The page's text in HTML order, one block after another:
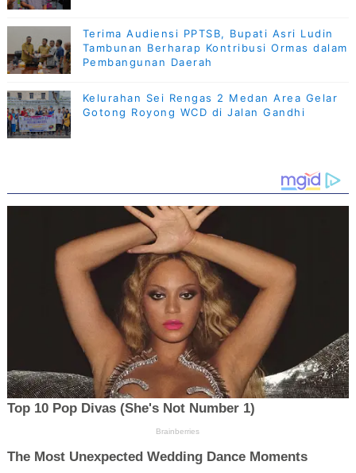
Terima Audiensi PPTSB, Bupati Asri Ludin
Tambunan Berharap Kontribusi Ormas dalam
Pembangunan Daerah
Kelurahan Sei Rengas 2 Medan Area Gelar
Gotong Royong WCD di Jalan Gandhi